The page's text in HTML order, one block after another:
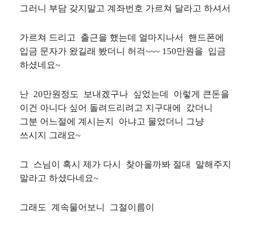
그러니 부담 갖지말고 계좌번호 가르쳐 달라고 하셔서
가르쳐 드리고 출근을 했는데 얼마지나서 핸드폰에
입금 문자가 왔길래 봤더니 허걱~~~ 150만원을 입금
하셨네요~
난 20만원정도 보내겠구나 싶었는데 이렇게 큰돈을
이건 아니다 싶어 돌려드리려고 지구대에 갔더니
그분 어느절에 계시는지 아냐고 물었더니 그냥
쓰시지 그래요~
그 스님이 혹시 제가 다시 찾아올까봐 절대 말해주지
말라고 하셨다네요~
그래도 계속물어보니 그절이름이